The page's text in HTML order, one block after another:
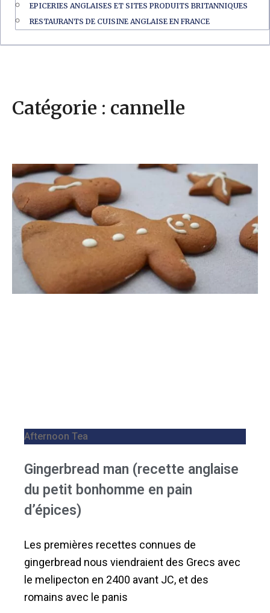
EPICERIES ANGLAISES ET SITES PRODUITS BRITANNIQUES
RESTAURANTS DE CUISINE ANGLAISE EN FRANCE
Catégorie : cannelle
Afternoon Tea
Gingerbread man (recette anglaise
du petit bonhomme en pain
d’épices)
Les premières recettes connues de
gingerbread nous viendraient des Grecs avec
le melipecton en 2400 avant JC, et des
romains avec le panis